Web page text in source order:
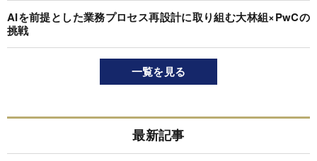
AIを前提とした業務プロセス再設計に取り組む大林組×PwCの
挑戦
一覧を見る
最新記事